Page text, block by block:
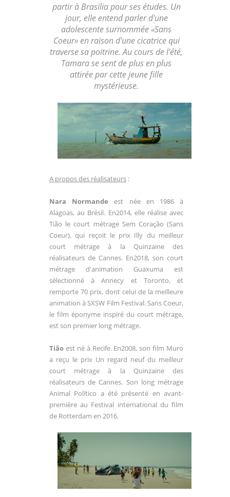
partir à Brasilia pour ses études. Un
jour, elle entend parler d'une
adolescente surnommée «Sans
Coeur» en raison d'une cicatrice qui
traverse sa poitrine. Au cours de l'été,
Tamara se sent de plus en plus
attirée par cette jeune fille
mystérieuse.
A propos des réalisateurs :
Nara Normande est née en 1986 à
Alagoas, au Brésil. En2014, elle réalise avec
Tião le court métrage Sem Coração (Sans
Coeur), qui reçoit le prix Illy du meilleur
court métrage à la Quinzaine des
réalisateurs de Cannes. En2018, son court
métrage d'animation Guaxuma est
sélectionné à Annecy et Toronto, et
remporte 70 prix, dont celui de la meilleure
animation à SXSW Film Festival. Sans Coeur,
le film éponyme inspiré du court métrage,
est son premier long métrage.
Tião est né à Recife. En2008, son film Muro
a reçu le prix Un regard neuf du meilleur
court métrage à la Quinzaine des
réalisateurs de Cannes. Son long métrage
Animal Político a été présenté en avant-
première au Festival international du film
de Rotterdam en 2016.